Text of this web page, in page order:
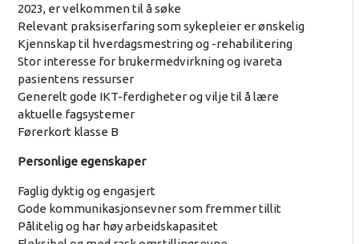
2023, er velkommen til å søke
Relevant praksiserfaring som sykepleier er ønskelig
Kjennskap til hverdagsmestring og -rehabilitering
Stor interesse for brukermedvirkning og ivareta
pasientens ressurser
Generelt gode IKT-ferdigheter og vilje til å lære
aktuelle fagsystemer
Førerkort klasse B
Personlige egenskaper
Faglig dyktig og engasjert
Gode kommunikasjonsevner som fremmer tillit
Pålitelig og har høy arbeidskapasitet